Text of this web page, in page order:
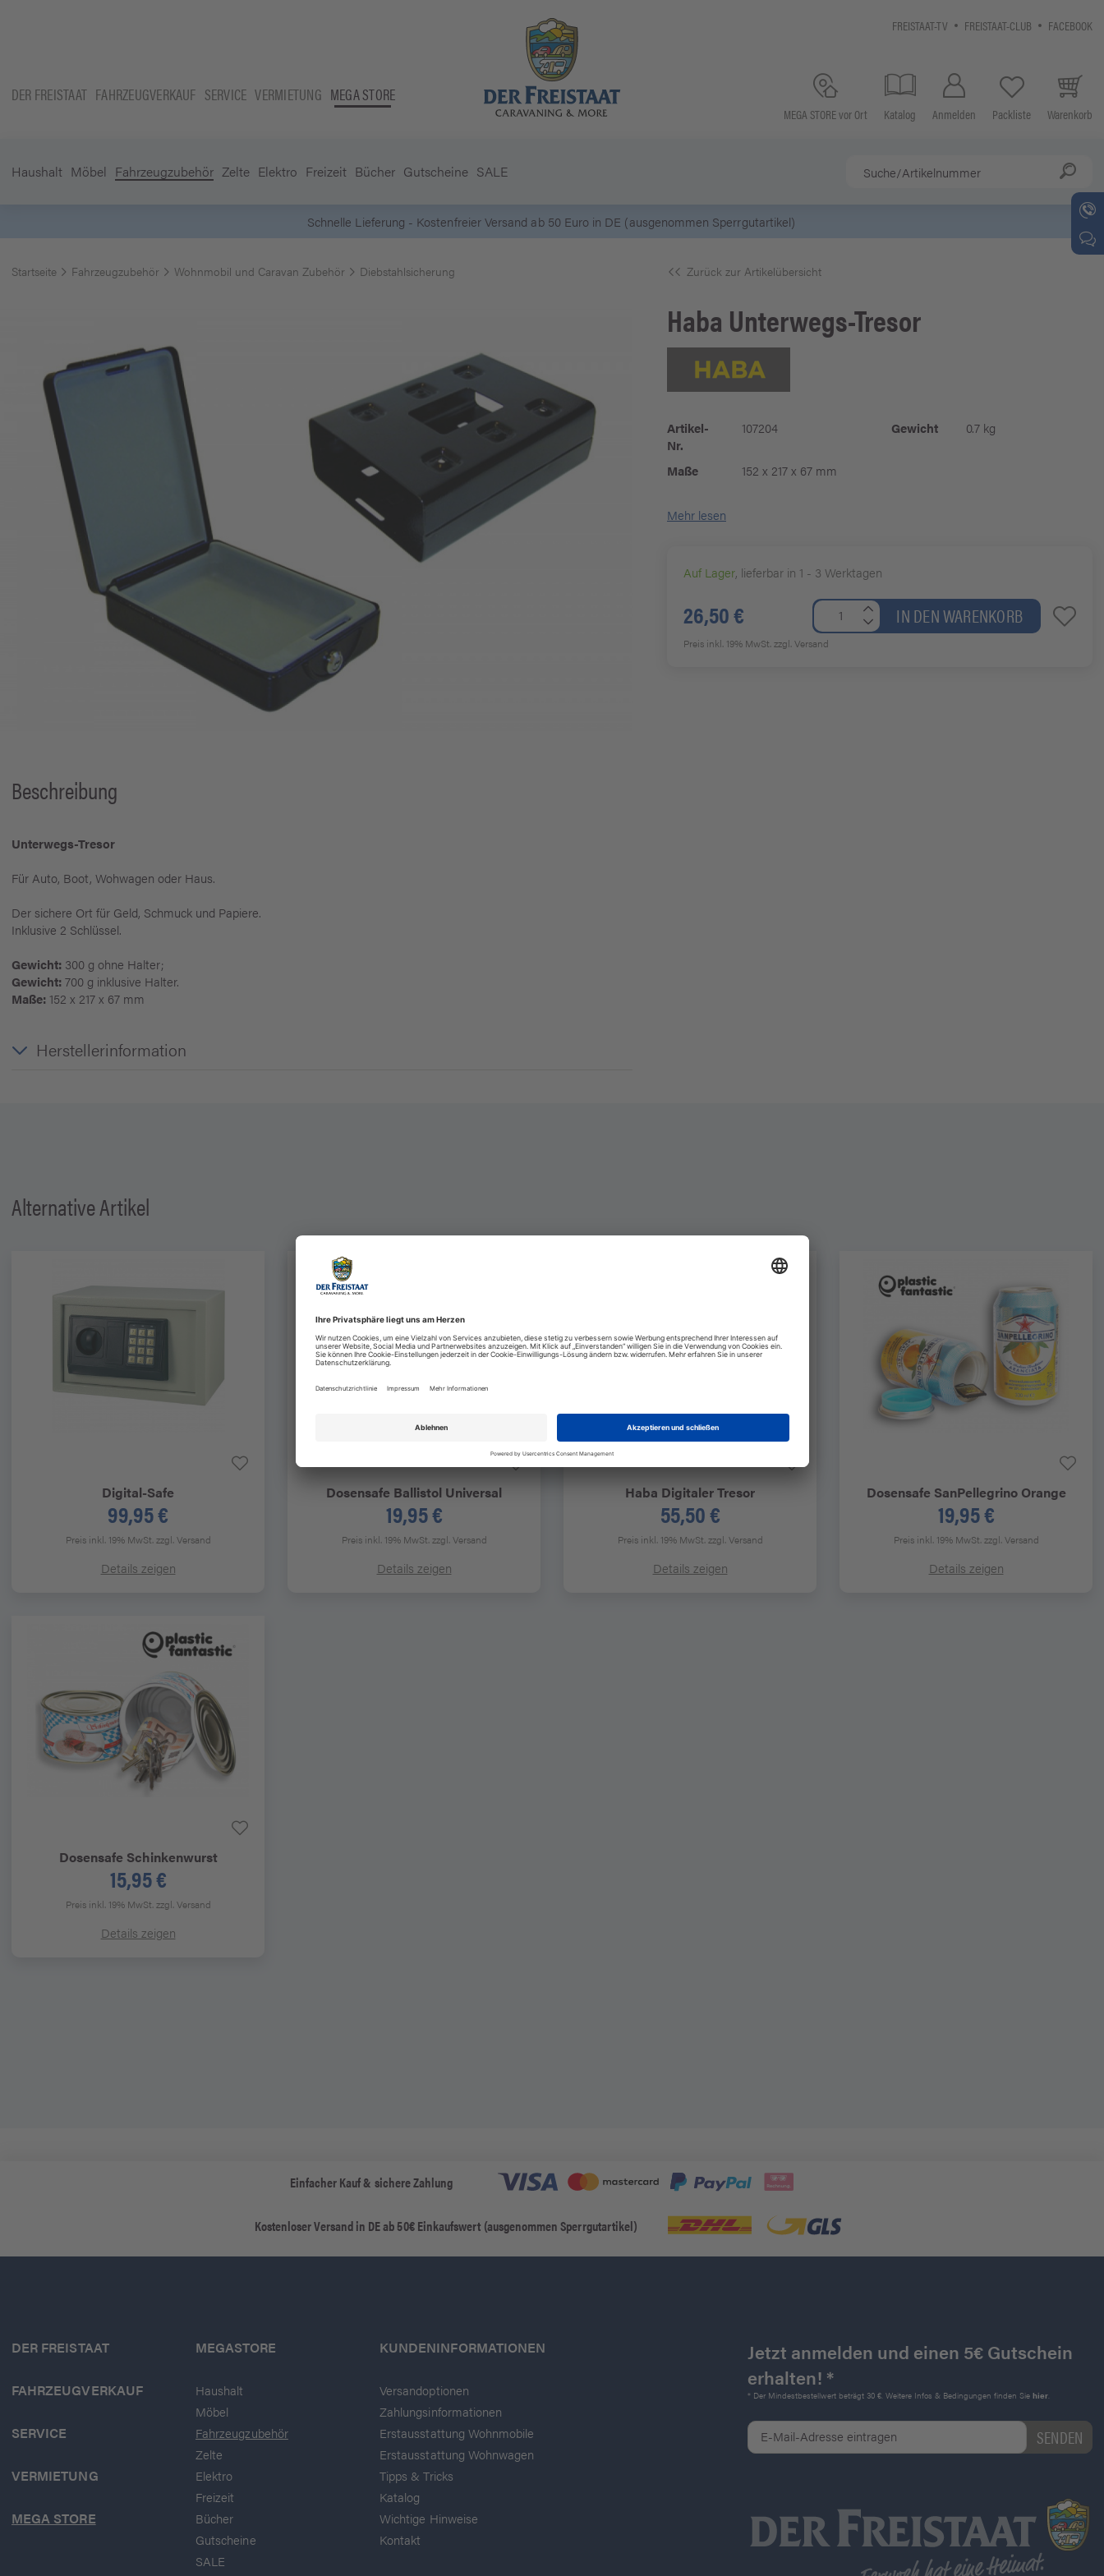
FREISTAAT-TV FREISTAAT-CLUB FACEBOOK
DER FREISTAAT FAHRZEUGVERKAUF SERVICE VERMIETUNG MEGA STORE
MEGA STORE vor Ort Katalog Anmelden Packliste Warenkorb
Haushalt Möbel Fahrzeugzubehör Zelte Elektro Freizeit Bücher Gutscheine SALE
5 Euro Gutschein* bei Newsletter-Anmeldung
Startseite Fahrzeugzubehör Wohnmobil und Caravan Zubehör Diebstahlsicherung Zurück zur Artikelübersicht
Haba Unterwegs-Tresor
Artikel-
Nr.
107204 Gewicht 0.7 kg
Maße 152 x 217 x 67 mm
Mehr lesen
Auf Lager, lieferbar in 1 - 3 Werktagen
26,50 € IN DEN WARENKORB
Preis inkl. 19% MwSt.zzgl. Versand
Beschreibung
Unterwegs-Tresor
Für Auto, Boot, Wohwagen oder Haus.
Der sichere Ort für Geld, Schmuck und Papiere.
Inklusive 2 Schlüssel.
Gewicht: 300 g ohne Halter;
Gewicht: 700 g inklusive Halter.
Maße: 152 x 217 x 67 mm
Herstellerinformation
Alternative Artikel
Digital-Safe
99,95 €
Preis inkl. 19% MwSt.zzgl. Versand
Details zeigen
Dosensafe Ballistol Universal
19,95 €
Preis inkl. 19% MwSt.zzgl. Versand
Details zeigen
Haba Digitaler Tresor
55,50 €
Preis inkl. 19% MwSt.zzgl. Versand
Details zeigen
Dosensafe SanPellegrino Orange
19,95 €
Preis inkl. 19% MwSt.zzgl. Versand
Details zeigen
Dosensafe Schinkenwurst
15,95 €
Preis inkl. 19% MwSt.zzgl. Versand
Details zeigen
Einfacher Kauf & sichere Zahlung
Kostenloser Versand in DE ab 50€ Einkaufswert (ausgenommen Sperrgutartikel)
DER FREISTAAT
FAHRZEUGVERKAUF
SERVICE
VERMIETUNG
MEGA STORE
MEGASTORE
Haushalt
Möbel
Fahrzeugzubehör
Zelte
Elektro
Freizeit
Bücher
Gutscheine
SALE
KUNDENINFORMATIONEN
Versandoptionen
Zahlungsinformationen
Erstausstattung Wohnmobile
Erstausstattung Wohnwagen
Tipps & Tricks
Katalog
Wichtige Hinweise
Kontakt
Jetzt anmelden und einen 5€ Gutschein
erhalten! *
* Der Mindestbestellwert beträgt 30 €. Weitere Infos & Bedingungen finden Sie hier.